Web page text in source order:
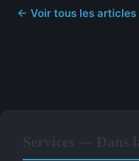
← Voir tous les articles